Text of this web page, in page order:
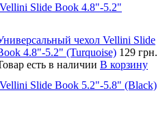
Slide Book 4.8"-5.2"
чехол Vellini Slide
4.8"-5.2" (Turquoise) 129 грн.
есть в наличии В корзину
Slide Book 5.2"-5.8" (Black)